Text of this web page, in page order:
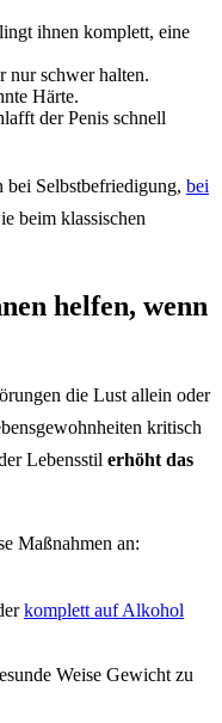
ihnen komplett, eine
nur schwer halten.
Härte.
der Penis schnell
bei Selbstbefriedigung, bei
beim klassischen
helfen, wenn
die Lust allein oder
kritisch
Lebensstil erhöht das
Maßnahmen an:
komplett auf Alkohol
Weise Gewicht zu